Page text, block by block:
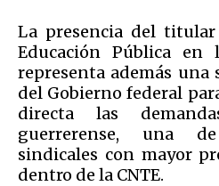
La presencia del
Educación Pública en
representa además una
del Gobierno federal
directa las
guerrerense, una
sindicales con mayor
dentro de la CNTE.